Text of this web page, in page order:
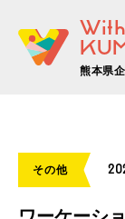
With
熊本県
その他